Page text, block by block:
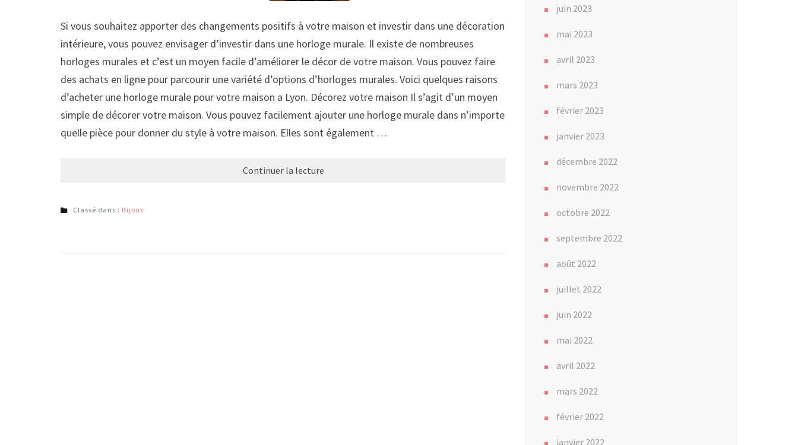
Si vous souhaitez apporter des changements positifs à votre maison et investir dans une décoration
intérieure, vous pouvez envisager d’investir dans une horloge murale. Il existe de nombreuses
horloges murales et c’est un moyen facile d’améliorer le décor de votre maison. Vous pouvez faire
des achats en ligne pour parcourir une variété d’options d’horloges murales. Voici quelques raisons
d’acheter une horloge murale pour votre maison a Lyon. Décorez votre maison Il s’agit d’un moyen
simple de décorer votre maison. Vous pouvez facilement ajouter une horloge murale dans n’importe
quelle pièce pour donner du style à votre maison. Elles sont également …
Continuer la lecture
Classé dans : Bijoux
juin 2023
mai 2023
avril 2023
mars 2023
février 2023
janvier 2023
décembre 2022
novembre 2022
octobre 2022
septembre 2022
août 2022
juillet 2022
juin 2022
mai 2022
avril 2022
mars 2022
février 2022
janvier 2022